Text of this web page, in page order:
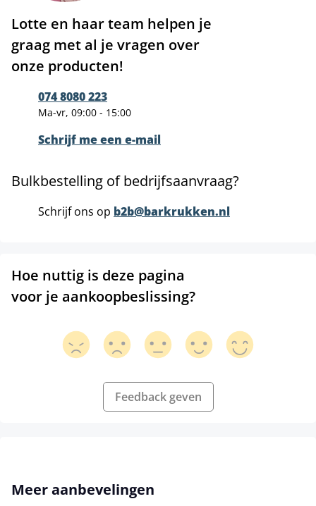
Lotte en haar team helpen je
graag met al je vragen over
onze producten!
074 8080 223
Ma-vr, 09:00 - 15:00
Schrijf me een e-mail
Bulkbestelling of bedrijfsaanvraag?
Schrijf ons op b2b@barkrukken.nl
Hoe nuttig is deze pagina
voor je aankoopbeslissing?
Feedback geven
Productgalerij overslaan
Meer aanbevelingen